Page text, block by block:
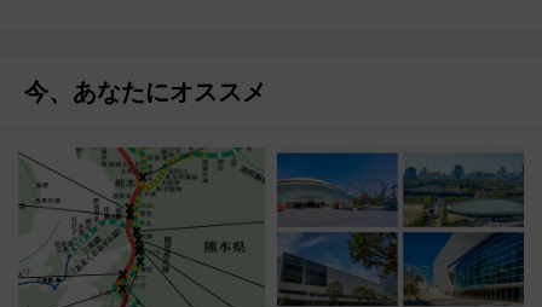
今、あなたにオススメ